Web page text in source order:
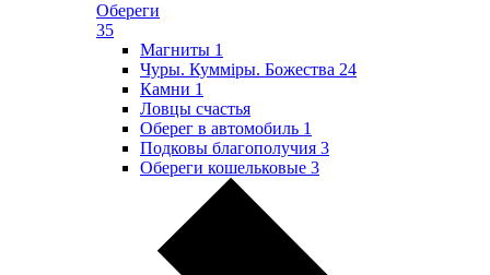
Обереги
35
Магниты 1
Чуры. Куммiры. Божества 24
Камни 1
Ловцы счастья
Оберег в автомобиль 1
Подковы благополучия 3
Обереги кошельковые 3